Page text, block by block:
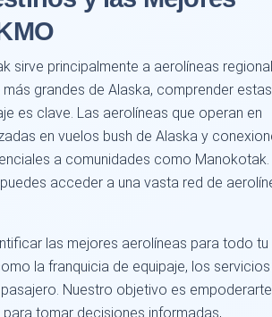
sirve principalmente a aerolíneas
grandes de Alaska, comprender estas
es clave. Las aerolíneas que operan en
en vuelos bush de Alaska y
a comunidades como Manokotak.
acceder a una vasta red de
las mejores aerolíneas para todo tu
la franquicia de equipaje, los
Nuestro objetivo es empoderarte
tomar decisiones informadas,